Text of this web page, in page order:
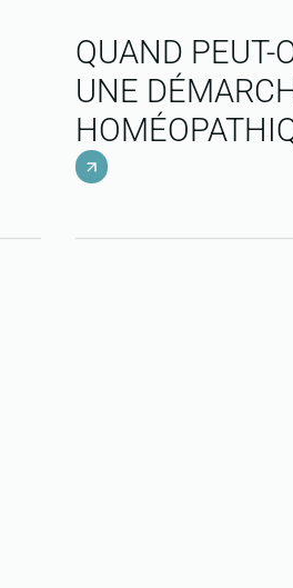
QUAND PEUT-
UNE